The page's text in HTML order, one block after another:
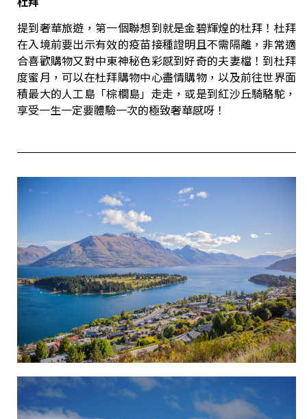
提到奢華旅遊，第一個聯想到就是金碧輝煌的杜拜！杜拜
在入境前要出示有效的疫苗接種證明且不需隔離，非常適
合喜歡購物又對中東神秘色彩感到好奇的夫妻檔！到杜拜
度蜜月，可以在杜拜購物中心盡情購物，以及前往世界面
積最大的人工島「棕櫚島」走走，或是到紅沙丘騎駱駝，
享受一生一定要體驗一次的極致奢華感呀！